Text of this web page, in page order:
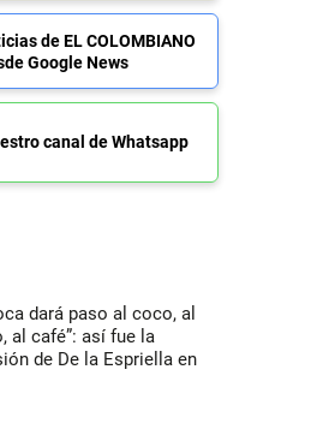
de EL COLOMBIANO
Google News
canal de Whatsapp
dará paso al coco, al
al café”: así fue la
de De la Espriella en